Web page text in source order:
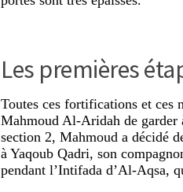
Les premières
Toutes ces fortifications et ces
Mahmoud Al-Aridah de garder
section 2, Mahmoud a décidé
à Yaqoub Qadri, son
pendant l’Intifada d’Al-Aqsa,